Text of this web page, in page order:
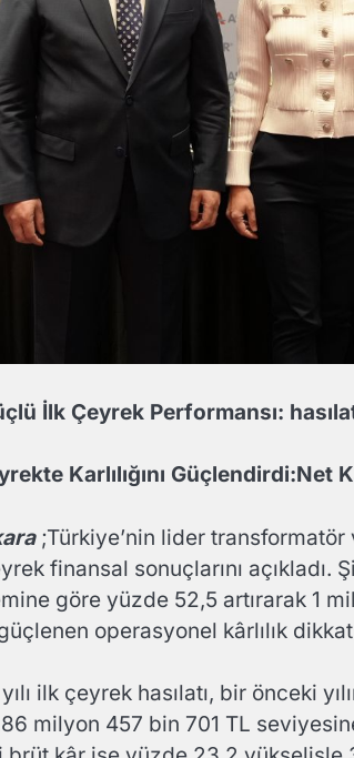
İlk Çeyrek Performansı:
Karlılığını Güçlendirdi:Net
;Türkiye’nin lider
finansal sonuçlarını açıkladı.
göre yüzde 52,5 artırarak 1
operasyonel kârlılık
ilk çeyrek hasılatı, bir önceki
milyon 457 bin 701 TL